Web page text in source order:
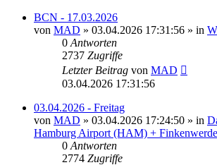
BCN - 17.03.2026
von MAD » 03.04.2026 17:31:56 » in
0 Antworten
2737 Zugriffe
Letzter Beitrag von MAD
03.04.2026 17:31:56
03.04.2026 - Freitag
von MAD » 03.04.2026 17:24:50 » in
Hamburg Airport (HAM) +
0 Antworten
2774 Zugriffe